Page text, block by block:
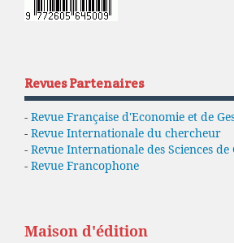
Revues Partenaires
- Revue Française d'Economie et de
- Revue Internationale du chercheur
- Revue Internationale des Sciences de
- Revue Francophone
Maison d'édition